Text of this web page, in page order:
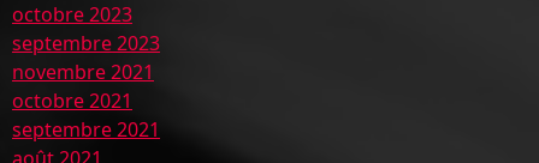
octobre 2023
septembre 2023
novembre 2021
octobre 2021
septembre 2021